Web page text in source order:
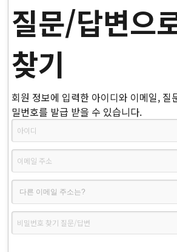
질문/답변으
찾기
회원 정보에 입력한 아이디와 이메일, 질
밀번호를 발급 받을 수 있습니다.